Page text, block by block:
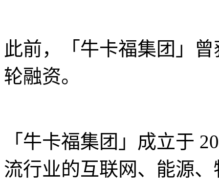
此前，「牛卡福集团」
轮融资。
「牛卡福集团」成立于
流行业的互联网、能源